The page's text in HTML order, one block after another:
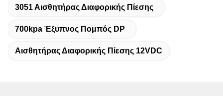
3051 Αισθητήρας Διαφορικής Πίεσης
700kpa Έξυπνος Πομπός DP
Αισθητήρας Διαφορικής Πίεσης 12VDC